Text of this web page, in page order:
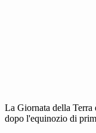
La Giornata della Terra
dopo l'equinozio di